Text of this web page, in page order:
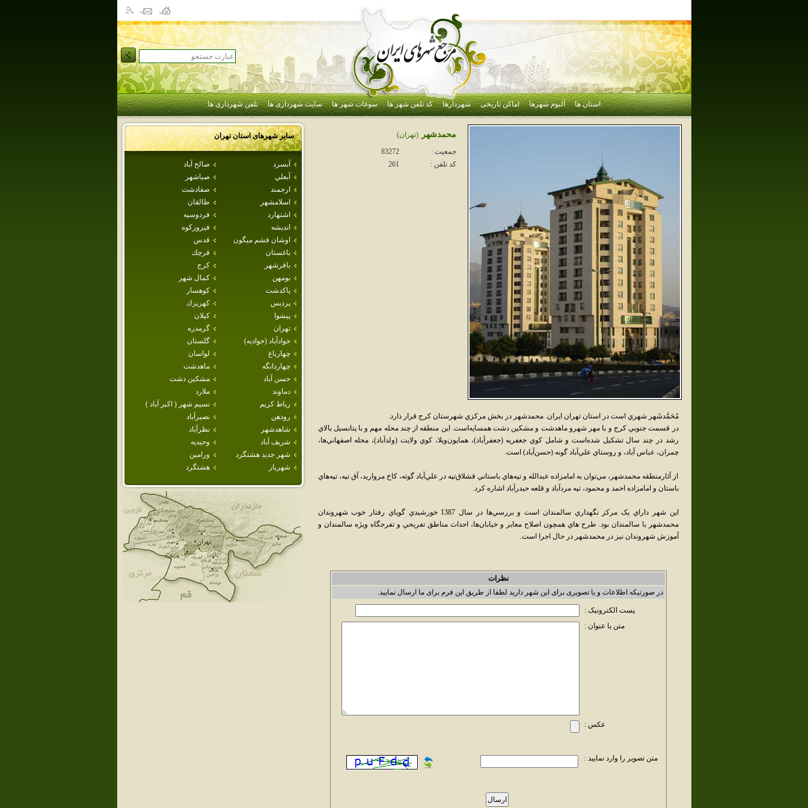
استان ها آلبوم شهرها اماکن تاریخی شهردارها کد تلفن شهر ها سوغات شهر ها سایت شهرداری ها تلفن شهرداری ها
سایر شهرهای استانتهران
آبسرد
صالح آباد
آبعلي
صباشهر
ارجمند
صفادشت
اسلامشهر
طالقان
اشتهارد
فردوسيه
انديشه
فيروزكوه
اوشان فشم ميگون
قدس
باغستان
قرچك
باقرشهر
كرج
بومهن
كمال شهر
پاكدشت
كوهسار
پرديس
كهريزك
پيشوا
كيلان
تهران
گرمدره
جوادآباد (جواديه)
گلستان
چهارباغ
لواسان
چهاردانگه
ماهدشت
حسن آباد
مشكين دشت
دماوند
ملارد
رباط كريم
نسيم شهر ( اكبر آباد )
رودهن
نصيرآباد
شاهدشهر
نظرآباد
شريف آباد
وحيديه
شهر جديد هشتگرد
ورامين
شهريار
هشتگرد
محمدشهر
(تهران)
جمعیت :
83272
کد تلفن :
261
مُحَمَّدشَهر شهري است در استان تهران ايران. محمدشهر در بخش مرکزي شهرستان کرج قرار دارد.
در قسمت جنوبي کرج و با مهر شهرو ماهدشت و مشکين دشت همسايه‌است. اين منطقه از چند محله مهم و با پتانسيل بالاي
رشد در چند سال تشکيل شده‌است و شامل کوي جعفريه (جعفرآباد)، همايون‌ويلا، کوي ولايت (ولدآباد)، محله اصفهاني‌ها،
چمران، عباس آباد، و روستاي علي‌آباد گونه (حسن‌آباد) است.
از آثارمنطقه محمدشهر، مي‌توان به امامزاده عبدالله و تپه‌هاي باستاني قشلاق‌تپه در علي‌آباد گوته، کاخ مرواريد، آق تپه، تپه‌هاي
باستان و امامزاده احمد و محمود، تپه مردآباد و قلعه حيدرآباد اشاره کرد.
اين شهر داراي يک مرکز نگهداري سالمندان است و بررسي‌ها در سال 1387 خورشيدي گوياي رفتار خوب شهروندان
محمدشهر با سالمندان بود. طرح هاي همچون اصلاح معابر و خيابان‌ها، احداث مناطق تفريحي و تفرجگاه ويژه سالمندان و
آموزش شهروندان نيز در محمدشهر در حال اجرا است.
نظرات
در صورتیکه اطلاعات و یا تصویری برای این شهر دارید لطفا از طریق این فرم برای ما ارسال نمایید.
پست الکترونیک :
متن یا عنوان :
عکس :
متن تصویر را وارد نمایید :